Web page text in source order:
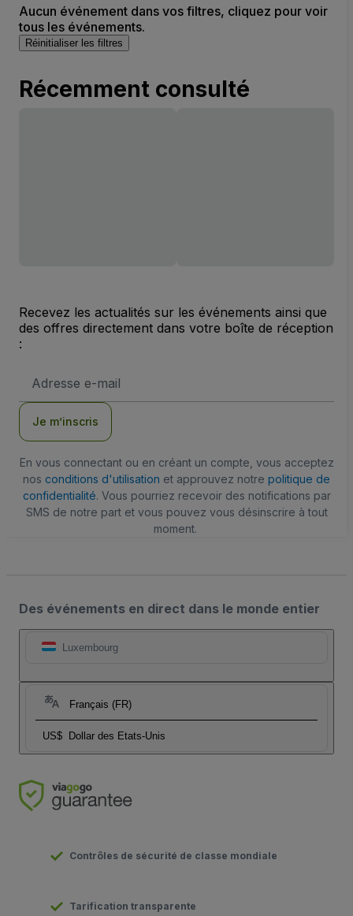
Aucun événement dans vos filtres, cliquez pour voir
tous les événements.
Réinitialiser les filtres
Récemment consulté
Recevez les actualités sur les événements ainsi que
des offres directement dans votre boîte de réception
:
e-
Je m’inscris
En vous connectant ou en créant un compte, vous acceptez
nos conditions d'utilisation et approuvez notre politique de
confidentialité. Vous pourriez recevoir des notifications par
SMS de notre part et vous pouvez vous désinscrire à tout
moment.
Des événements en direct dans le monde entier
Luxembourg
Français (FR)
US$ Dollar des Etats-Unis
Contrôles de sécurité de classe mondiale
Tarification transparente